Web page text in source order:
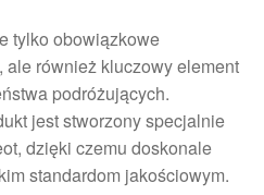
tylko obowiązkowe
również kluczowy element
podróżujących.
jest stworzony specjalnie
dzięki czemu doskonale
standardom jakościowym.